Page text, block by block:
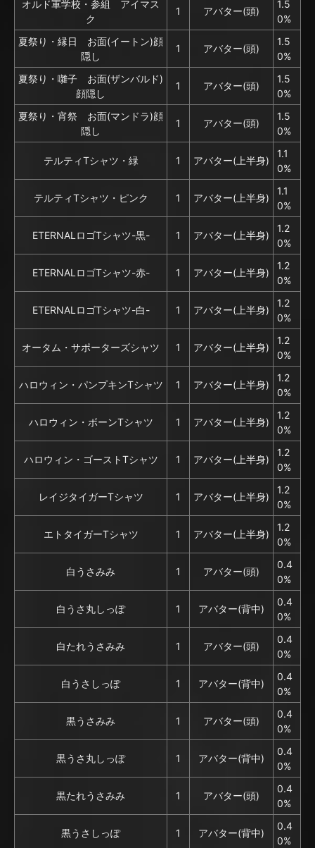
オルド軍学校・参組 アイマス
ク
1 アバター(頭)
1.5
0%
夏祭り・縁日 お面(イートン)顔
隠し
1 アバター(頭)
1.5
0%
夏祭り・囃子 お面(ザンバルド)
顔隠し
1 アバター(頭)
1.5
0%
夏祭り・宵祭 お面(マンドラ)顔
隠し
1 アバター(頭)
1.5
0%
テルティTシャツ・緑 1 アバター(上半身)
1.1
0%
テルティTシャツ・ピンク 1 アバター(上半身)
1.1
0%
ETERNALロゴTシャツ-黒- 1 アバター(上半身)
1.2
0%
ETERNALロゴTシャツ-赤- 1 アバター(上半身)
1.2
0%
ETERNALロゴTシャツ-白- 1 アバター(上半身)
1.2
0%
オータム・サポーターズシャツ 1 アバター(上半身)
1.2
0%
ハロウィン・パンプキンTシャツ 1 アバター(上半身)
1.2
0%
ハロウィン・ボーンTシャツ 1 アバター(上半身)
1.2
0%
ハロウィン・ゴーストTシャツ 1 アバター(上半身)
1.2
0%
レイジタイガーTシャツ 1 アバター(上半身)
1.2
0%
エトタイガーTシャツ 1 アバター(上半身)
1.2
0%
白うさみみ 1 アバター(頭)
0.4
0%
白うさ丸しっぽ 1 アバター(背中)
0.4
0%
白たれうさみみ 1 アバター(頭)
0.4
0%
白うさしっぽ 1 アバター(背中)
0.4
0%
黒うさみみ 1 アバター(頭)
0.4
0%
黒うさ丸しっぽ 1 アバター(背中)
0.4
0%
黒たれうさみみ 1 アバター(頭)
0.4
0%
黒うさしっぽ 1 アバター(背中)
0.4
0%